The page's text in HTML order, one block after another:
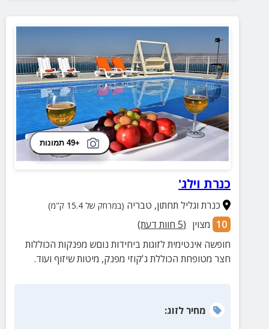
+49 תמונות
כנרת וילג'
כנרת וגליל תחתון, טבריה (במרחק של 15.4 ק"מ)
10 מצוין (
5 חוות דעת)
חופשה אינטימית לזוגות ביחידות נוםש מפנקות הכוללות
חצר מטופחת הכוללת ג'קוזי מפנק, מיטות שיזוף ועוד.
מחירלזוג: